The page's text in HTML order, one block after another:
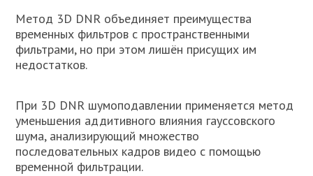
Метод 3D DNR объединяет преимущества
временных фильтров с пространственными
фильтрами, но при этом лишён присущих им
недостатков.
При 3D DNR шумоподавлении применяется метод
уменьшения аддитивного влияния гауссовского
шума, анализирующий множество
последовательных кадров видео с помощью
временной фильтрации.